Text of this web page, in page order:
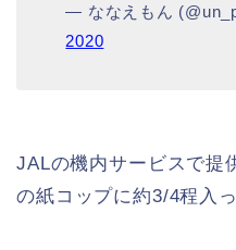
— ななえもん
2020
JALの機内サービスで提
の紙コップに約3/4程入